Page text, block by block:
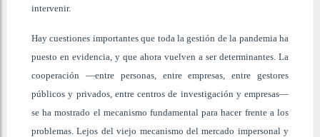
intervenir.
Hay cuestiones importantes que toda la gestión de la pandemia ha
puesto en evidencia, y que ahora vuelven a ser determinantes. La
cooperación ―entre personas, entre empresas, entre gestores
públicos y privados, entre centros de investigación y empresas―
se ha mostrado el mecanismo fundamental para hacer frente a los
problemas. Lejos del viejo mecanismo del mercado impersonal y